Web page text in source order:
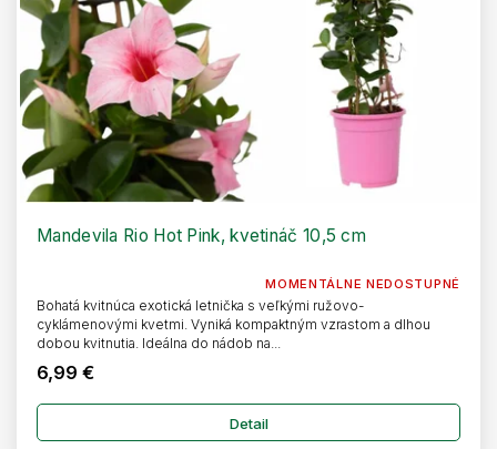
Mandevila Rio Hot Pink, kvetináč 10,5 cm
MOMENTÁLNE NEDOSTUPNÉ
6,99 €
Detail
Bohatá kvitnúca exotická letnička s veľkými ružovo-
cyklámenovými kvetmi. Vyniká kompaktným vzrastom a dlhou
dobou kvitnutia. Ideálna do nádob na...